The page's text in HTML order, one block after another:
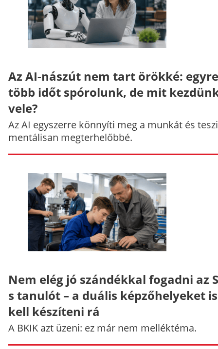
Az AI-nászút nem tart örökké: egyre
több időt spórolunk, de mit
vele?
Az AI egyszerre könnyíti meg a munkát és
mentálisan megterhelőbbé.
Nem elég jó szándékkal fogadni az
s tanulót – a duális képzőhelyeket
kell készíteni rá
A BKIK azt üzeni: ez már nem melléktéma.